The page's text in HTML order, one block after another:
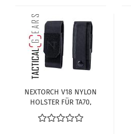
NEXTORCH V18 NYLON
HOLSTER FÜR TA70,
MT10, MT20, MT20RE,
MT20BE UND MT20BK -